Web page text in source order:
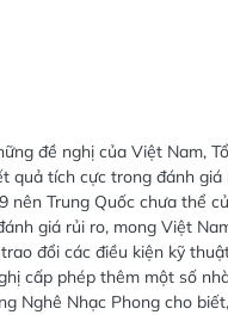
đề nghị của Việt Nam,
quả tích cực trong đánh
nên Trung Quốc chưa thể
giá rủi ro, mong Việt
đổi các điều kiện kỹ
cấp phép thêm một số
Nghê Nhạc Phong cho